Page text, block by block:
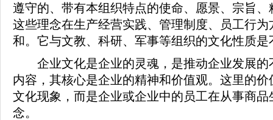
遵守的、带有本组织特点的使命、愿景、宗旨
这些理念在生产经营实践、管理制度、员工行
和。它与文教、科研、军事等组织的文化性质是
企业文化是企业的灵魂，是推动企业发展的
内容，其核心是企业的精神和价值观。这里的
文化现象，而是企业或企业中的员工在从事商
念。